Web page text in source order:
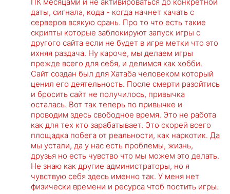
даты, сигнала, кода - когда начнет качать с
серверов всякую срань. Про то что есть такие
скрипты которые заблокируют запуск игры с
другого сайта если не будет в игре метки что это
ихняя раздача. Ну кароче, мы делаем игры
прежде всего для себя, и делимся как хобби.
Сайт создан был для Хатаба человеком который
ценил его деятельность. После смерти разойтись
и бросить сайт не получилось, привычка
осталась. Вот так теперь по привычке и
проводим здесь свободное время. Это не работа
как для тех кто зарабатывает. Это скорей всего
площадка побега от реальности, как наркотик. Да
мы устали, да у нас есть проблемы, жизнь,
друзья но есть чувство что мы можем это делать.
Не знаю как другие администраторы, но я
чувствую себя здесь именно так. У меня нет
физически времени и ресурса чтоб постить игры.